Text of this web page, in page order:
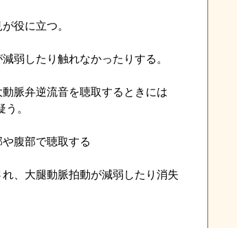
役に立つ。
弱したり触れなかったりする。
脈弁逆流音を聴取するときには
。
腹部で聴取する
、大腿動脈拍動が減弱したり消失